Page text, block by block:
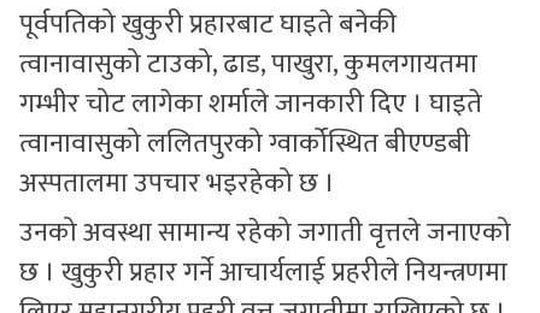
पूर्वपतिको खुकुरी प्रहारबाट घाइते बनेकी
त्वानावासुको टाउको, ढाड, पाखुरा, कुमलगायतमा
गम्भीर चोट लागेका शर्माले जानकारी दिए । घाइते
त्वानावासुको ललितपुरको ग्वार्कोस्थित बीएण्डबी
अस्पतालमा उपचार भइरहेको छ ।
उनको अवस्था सामान्य रहेको जगाती वृत्तले जनाएको
छ । खुकुरी प्रहार गर्ने आचार्यलाई प्रहरीले नियन्त्रणमा